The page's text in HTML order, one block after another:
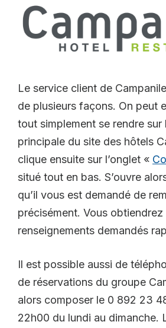
Le service client de
de plusieurs façons. On peut
tout simplement se rendre sur
principale du site des hôtels
clique ensuite sur l’onglet «
situé tout en bas. S’ouvre
qu’il vous est demandé de
précisément. Vous obtiendrez
renseignements demandés
Il est possible aussi de
de réservations du groupe
alors composer le 0 892 23
22h00 du lundi au dimanche.